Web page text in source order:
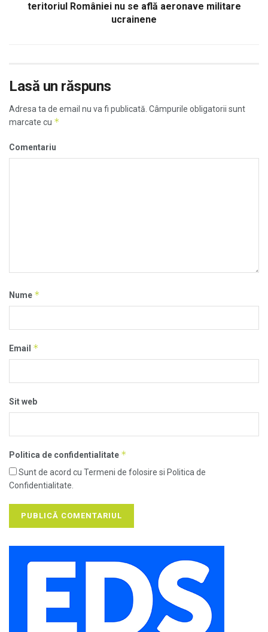
teritoriul României nu se află aeronave militare
ucrainene
Lasă un răspuns
Adresa ta de email nu va fi publicată. Câmpurile obligatorii sunt
marcate cu *
Comentariu
Nume *
Email *
Sit web
Politica de confidentialitate *
Sunt de acord cu Termeni de folosire si Politica de
Confidentialitate.